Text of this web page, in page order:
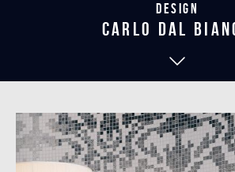
Design
carlo dal